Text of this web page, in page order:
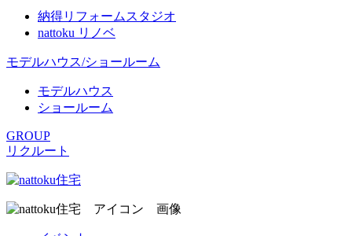
納得リフォームスタジオ
nattoku リノベ
モデルハウス/ショールーム
モデルハウス
ショールーム
GROUP
リクルート